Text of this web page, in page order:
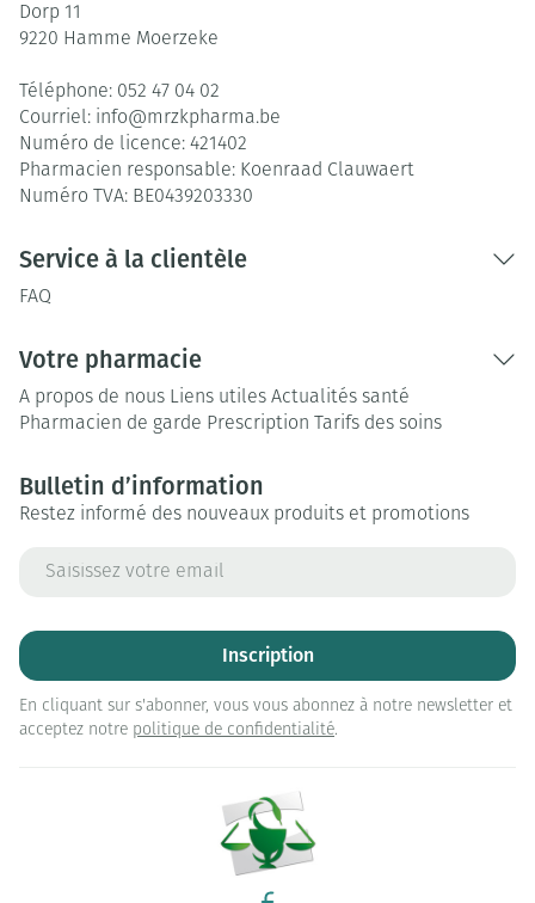
Dorp 11
9220 Hamme Moerzeke
Téléphone: 052 47 04 02
Courriel: info@mrzkpharma.be
Numéro de licence: 421402
Pharmacien responsable: Koenraad Clauwaert
Numéro TVA: BE0439203330
Service à la clientèle
FAQ
Votre pharmacie
A propos de nous Liens utiles Actualités santé
Pharmacien de garde Prescription Tarifs des soins
Bulletin d’information
Restez informé des nouveaux produits et promotions
Inscription
En cliquant sur s'abonner, vous vous abonnez à notre newsletter et
acceptez notre politique de confidentialité.